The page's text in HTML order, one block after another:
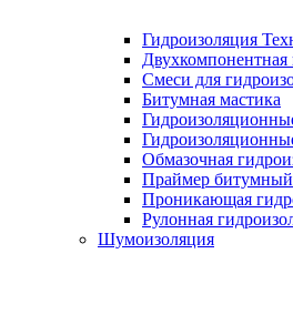
Гидроизоляция
Двухкомпонентная
Смеси для
Битумная мастика
Обмазочная
Праймер битумный
Проникающая
Рулонная
Шумоизоляция